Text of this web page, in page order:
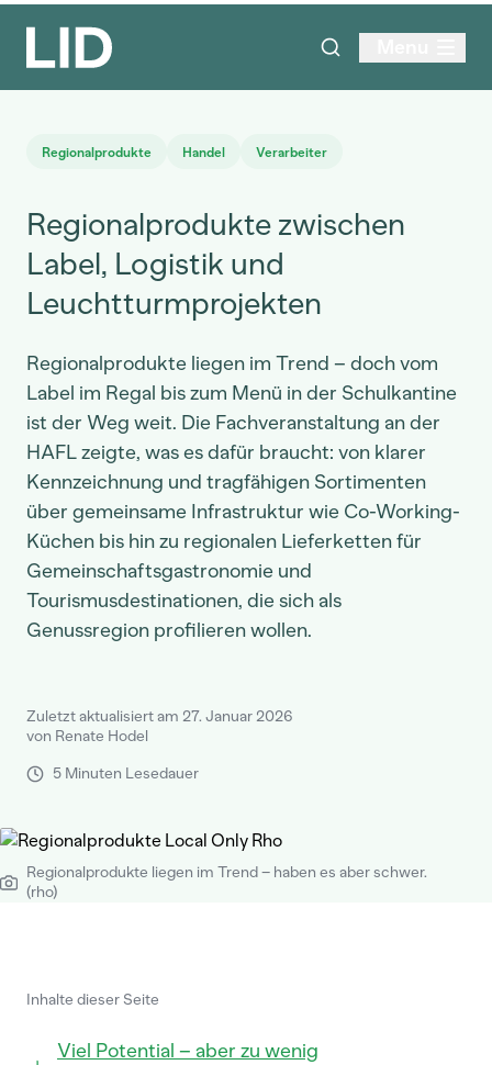
Regionalprodukte Handel Verarbeiter
Regionalprodukte zwischen
Label, Logistik und
Leuchtturmprojekten
Regionalprodukte liegen im Trend – doch vom
Label im Regal bis zum Menü in der Schulkantine
ist der Weg weit. Die Fachveranstaltung an der
HAFL zeigte, was es dafür braucht: von klarer
Kennzeichnung und tragfähigen Sortimenten
über gemeinsame Infrastruktur wie Co-Working-
Küchen bis hin zu regionalen Lieferketten für
Gemeinschaftsgastronomie und
Tourismusdestinationen, die sich als
Genussregion profilieren wollen.
Zuletzt aktualisiert am 27. Januar 2026
von Renate Hodel
5 Minuten Lesedauer
Regionalprodukte liegen im Trend – haben es aber schwer.
(rho)
Inhalte dieser Seite
Viel Potential – aber zu wenig